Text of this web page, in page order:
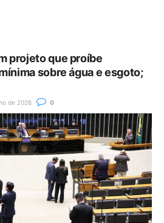
projeto que proíbe
sobre água e esgoto;
de 2026 0